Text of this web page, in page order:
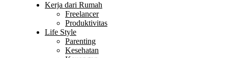
Kerja dari Rumah
Freelancer
Produktivitas
Life Style
Parenting
Kesehatan